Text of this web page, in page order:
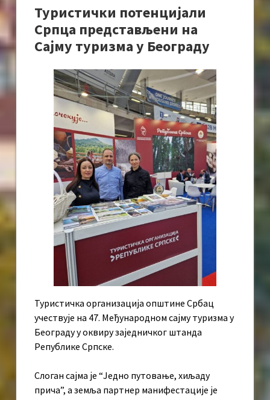
Туристички потенцијали
Српца представљени на
Сајму туризма у Београду
Туристичка организација општине Србац
учествује на 47. Међународном сајму туризма у
Београду у оквиру заједничког штанда
Републике Српске.
Слоган сајма је “Једно путовање, хиљаду
прича”, а земља партнер манифестације је